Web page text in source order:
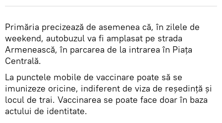
Primăria precizează de asemenea că, în zilele de
weekend, autobuzul va fi amplasat pe strada
Armenească, în parcarea de la intrarea în Piaţa
Centrală.
La punctele mobile de vaccinare poate să se
imunizeze oricine, indiferent de viza de reședință și
locul de trai. Vaccinarea se poate face doar în baza
actului de identitate.